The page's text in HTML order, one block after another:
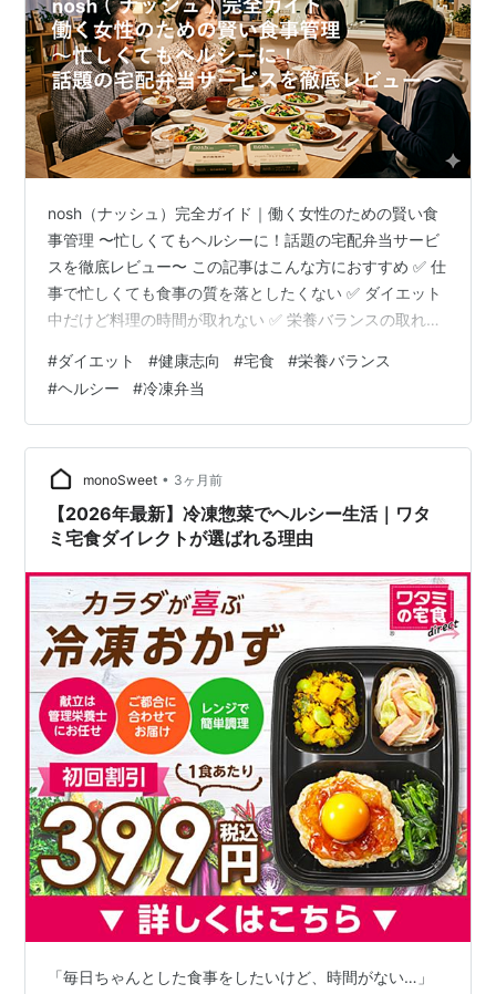
nosh（ナッシュ）完全ガイド｜働く女性のための賢い食
事管理 〜忙しくてもヘルシーに！話題の宅配弁当サービ
スを徹底レビュー〜 この記事はこんな方におすすめ ✅ 仕
事で忙しくても食事の質を落としたくない ✅ ダイエット
中だけど料理の時間が取れない ✅ 栄養バランスの取れた
事に家事、自分の時間もしっかり確保したい——そんな
働く女性にとって、毎日の食事管理は悩みの種ではない
でしょうか。「ダイエットしたいのに外食続き」「コン
ビニ弁当は飽きた」そんな声に応えてくれるのが、
**nosh（ナッシュ）**です。 noshは全メニュー糖質30g
以下・塩分…
#ダイエット #健康志向 #宅食 #栄養バランス
#ヘルシー #冷凍弁当
monoSweet • 3ヶ月前
【2026年最新】冷凍惣菜でヘルシー生活｜ワタ
ミ宅食ダイレクトが選ばれる理由
「毎日ちゃんとした食事をしたいけど、時間がない…」